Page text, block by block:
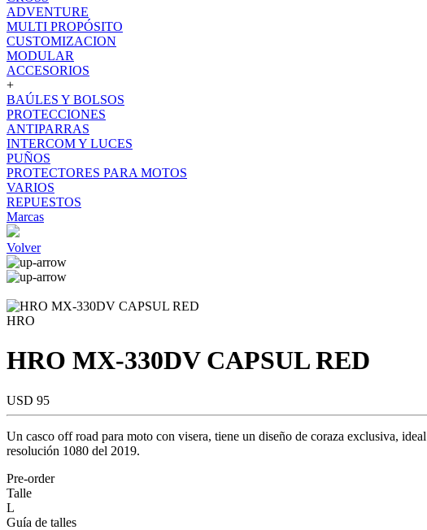
ADVENTURE
MULTI PROPÓSITO
CUSTOMIZACION
MODULAR
ACCESORIOS
+
BAÚLES Y BOLSOS
PROTECCIONES
ANTIPARRAS
INTERCOM Y LUCES
PUÑOS
PROTECTORES PARA MOTOS
VARIOS
REPUESTOS
Marcas
Volver
HRO
HRO MX-330DV CAPSUL RED
USD 95
Un casco off road para moto con visera, tiene un diseño de coraza exclusiva,
resolución 1080 del 2019.
Pre-order
Talle
L
Guía de talles